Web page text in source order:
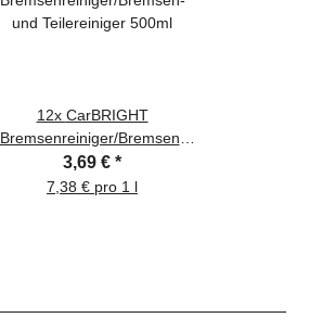
12x CarBRIGHT
Bremsenreiniger/Bremsen-
und Teilereiniger 500ml
3,69 € *
7,38 € pro 1 l